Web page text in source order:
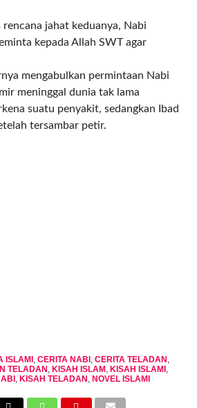
rencana jahat keduanya, Nabi
kepada Allah SWT agar
mengabulkan permintaan Nabi
meninggal dunia tak lama
suatu penyakit, sedangkan Ibad
tersambar petir.
ISLAMI , CERITA NABI , CERITA TELADAN ,
TELADAN , KISAH ISLAM , KISAH ISLAMI ,
, KISAH TELADAN , NOVEL ISLAMI